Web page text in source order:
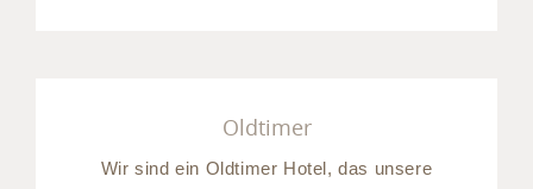
Oldtimer
Wir sind ein Oldtimer Hotel, das unsere